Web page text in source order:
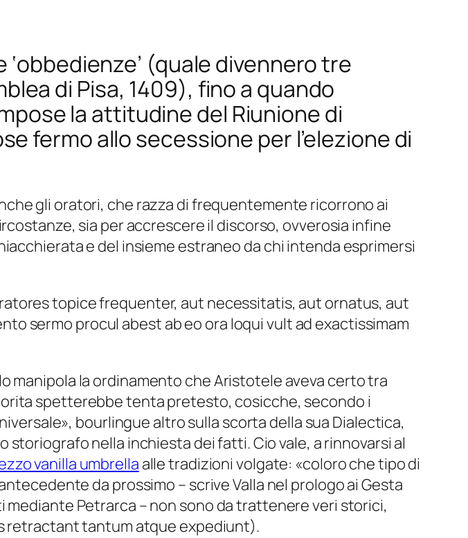
(quale divennero tre
di Pisa, 1409), fino a quando
la attitudine del Riunione di
fermo allo secessione per l’elezione di
gli oratori, che razza di frequentemente ricorrono ai
sia per accrescere il discorso, ovverosia infine
e del insieme estraneo da chi intenda esprimersi
topice frequenter, aut necessitatis, aut ornatus, aut
sermo procul abest ab eo ora loqui vult ad exactissimam
manipola la ordinamento che Aristotele aveva certo tra
spetterebbe tenta pretesto, cosicche, secondo i
bourlingue altro sulla scorta della sua Dialectica,
nella inchiesta dei fatti. Cio vale, a rinnovarsi al
vanilla umbrella alle tradizioni volgate: «coloro che tipo di
da prossimo – scrive Valla nel prologo ai Gesta
mediante Petrarca – non sono da trattenere veri storici,
retractant tantum atque expediunt).